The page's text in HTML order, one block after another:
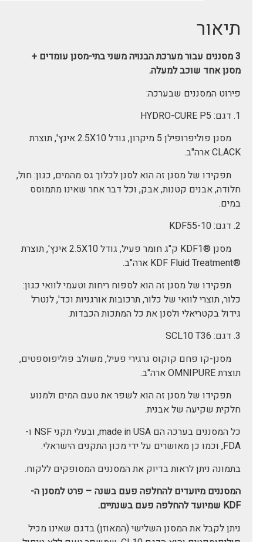
תיאור
3 מסננים עבור מערכת הבנויה משני בתי-מסנן עומדים +
מסנן אחד שוכב למעלה.
פירוט המסננים שבערכה:
1. דגם: HYDRO-CURE P5
מסנן פוליפרופילן 5 מיקרון, גודל 2.5X10 אינץ', תוצרת
CLACK ארה"ב.
תפקידו של מסנן זה הוא לסנן לכלוך גס מהמים, כגון: חול,
חלודה, אבנים קטנות, אבק, וכל דבר אחר שאינו מתמוסס
במים.
2. דגם: KDF55-10
מסנן ®KDF1 ק"ג חומר פעיל, גודל 2.5X10 אינץ', תוצרת
®KDF Fluid Treatment ארה"ב.
תפקידו של מסנן זה הוא לספוח ריחות וטעמי לוואי כגון:
כלור, תוצרי לוואי של כלור, תרכובות אורגניות וכד', לנטרל
גידול בקטריאלי ולסנן את כל המתכות הכבדות.
3. דגם: SCL10 T36
מסנן-קו פחם קוקוס גרגירי פעיל, משולב פוליפוספטים,
תוצרת OMNIPURE ארה"ב.
תפקידו של מסנן זה הוא לשפר את טעם המים ולמנוע
חלקית שקיעה של אבנית.
כל המסננים בערכה הם made in USA, ובעלי תקני NSF ו-
FDA, וכמו כן מאושרים על ידי מכון התקנים הישראלי.
בתמונה ניתן לראות בדיוק את המסננים המסופקים ללקוח.
המסננים מיועדים להחלפה פעם בשנה – פרט למסנן ה-
KDF שמיועד להחלפה פעם בשנתיים.
ניתן לקבל את המסנן השלישי (המאוזן) בדגם שאינו מכיל